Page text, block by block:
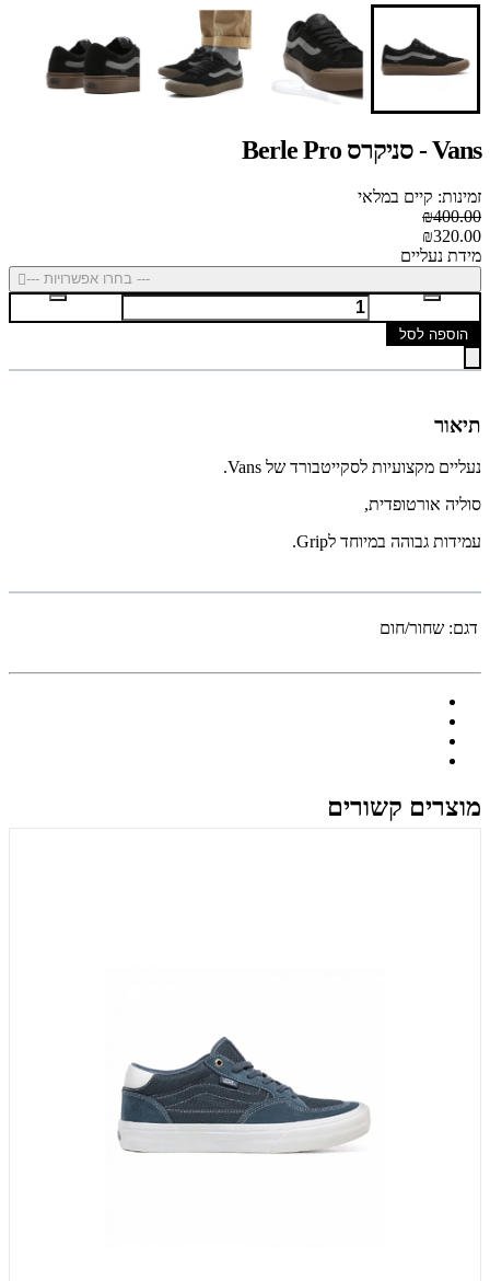
Vans - סניקרס Berle Pro
זמינות: קיים במלאי
₪400.00
₪320.00
מידת נעליים
--- בחרו אפשרויות ---
הוספה לסל
תיאור
נעליים מקצועיות לסקייטבורד של Vans.
סוליה אורטופדית,
עמידות גבוהה במיוחד לGrip.
דגם: שחור/חום
מוצרים קשורים